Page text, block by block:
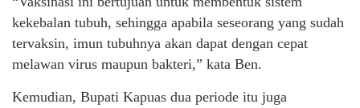
kekebalan tubuh, sehingga apabila seseorang yang sudah
tervaksin, imun tubuhnya akan dapat dengan cepat
melawan virus maupun bakteri,” kata Ben.
Kemudian, Bupati Kapuas dua periode itu juga